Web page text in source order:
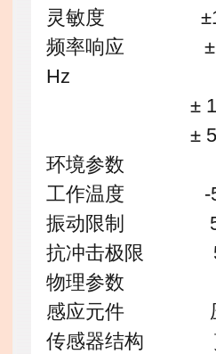
灵敏度
频率响应 ±
Hz
± 10%
± 5%
环境参数
工作温度 -50
振动限制
抗冲击极限
物理参数
感应元件 压
传感器结构